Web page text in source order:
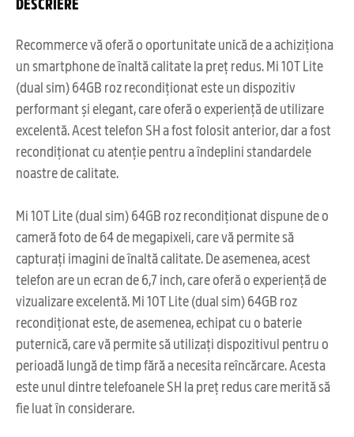
Recommerce vă oferă o oportunitate unică de a achiziționa
un smartphone de înaltă calitate la preț redus. Mi 10T Lite
(dual sim) 64GB roz recondiționat este un dispozitiv
performant și elegant, care oferă o experiență de utilizare
excelentă. Acest telefon SH a fost folosit anterior, dar a fost
recondiționat cu atenție pentru a îndeplini standardele
noastre de calitate.
Mi 10T Lite (dual sim) 64GB roz recondiționat dispune de o
cameră foto de 64 de megapixeli, care vă permite să
capturați imagini de înaltă calitate. De asemenea, acest
telefon are un ecran de 6,7 inch, care oferă o experiență de
vizualizare excelentă. Mi 10T Lite (dual sim) 64GB roz
recondiționat este, de asemenea, echipat cu o baterie
puternică, care vă permite să utilizați dispozitivul pentru o
perioadă lungă de timp fără a necesita reîncărcare. Acesta
este unul dintre telefoanele SH la preț redus care merită să
fie luat în considerare.